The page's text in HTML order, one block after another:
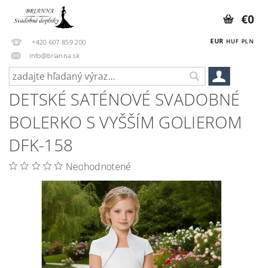
+420 607 859 200
info@brianna.sk
EUR HUF PLN
€0
DETSKÉ SATÉNOVÉ SVADOBNÉ
BOLERKO S VYŠŠÍM GOLIEROM
DFK-158
Neohodnotené